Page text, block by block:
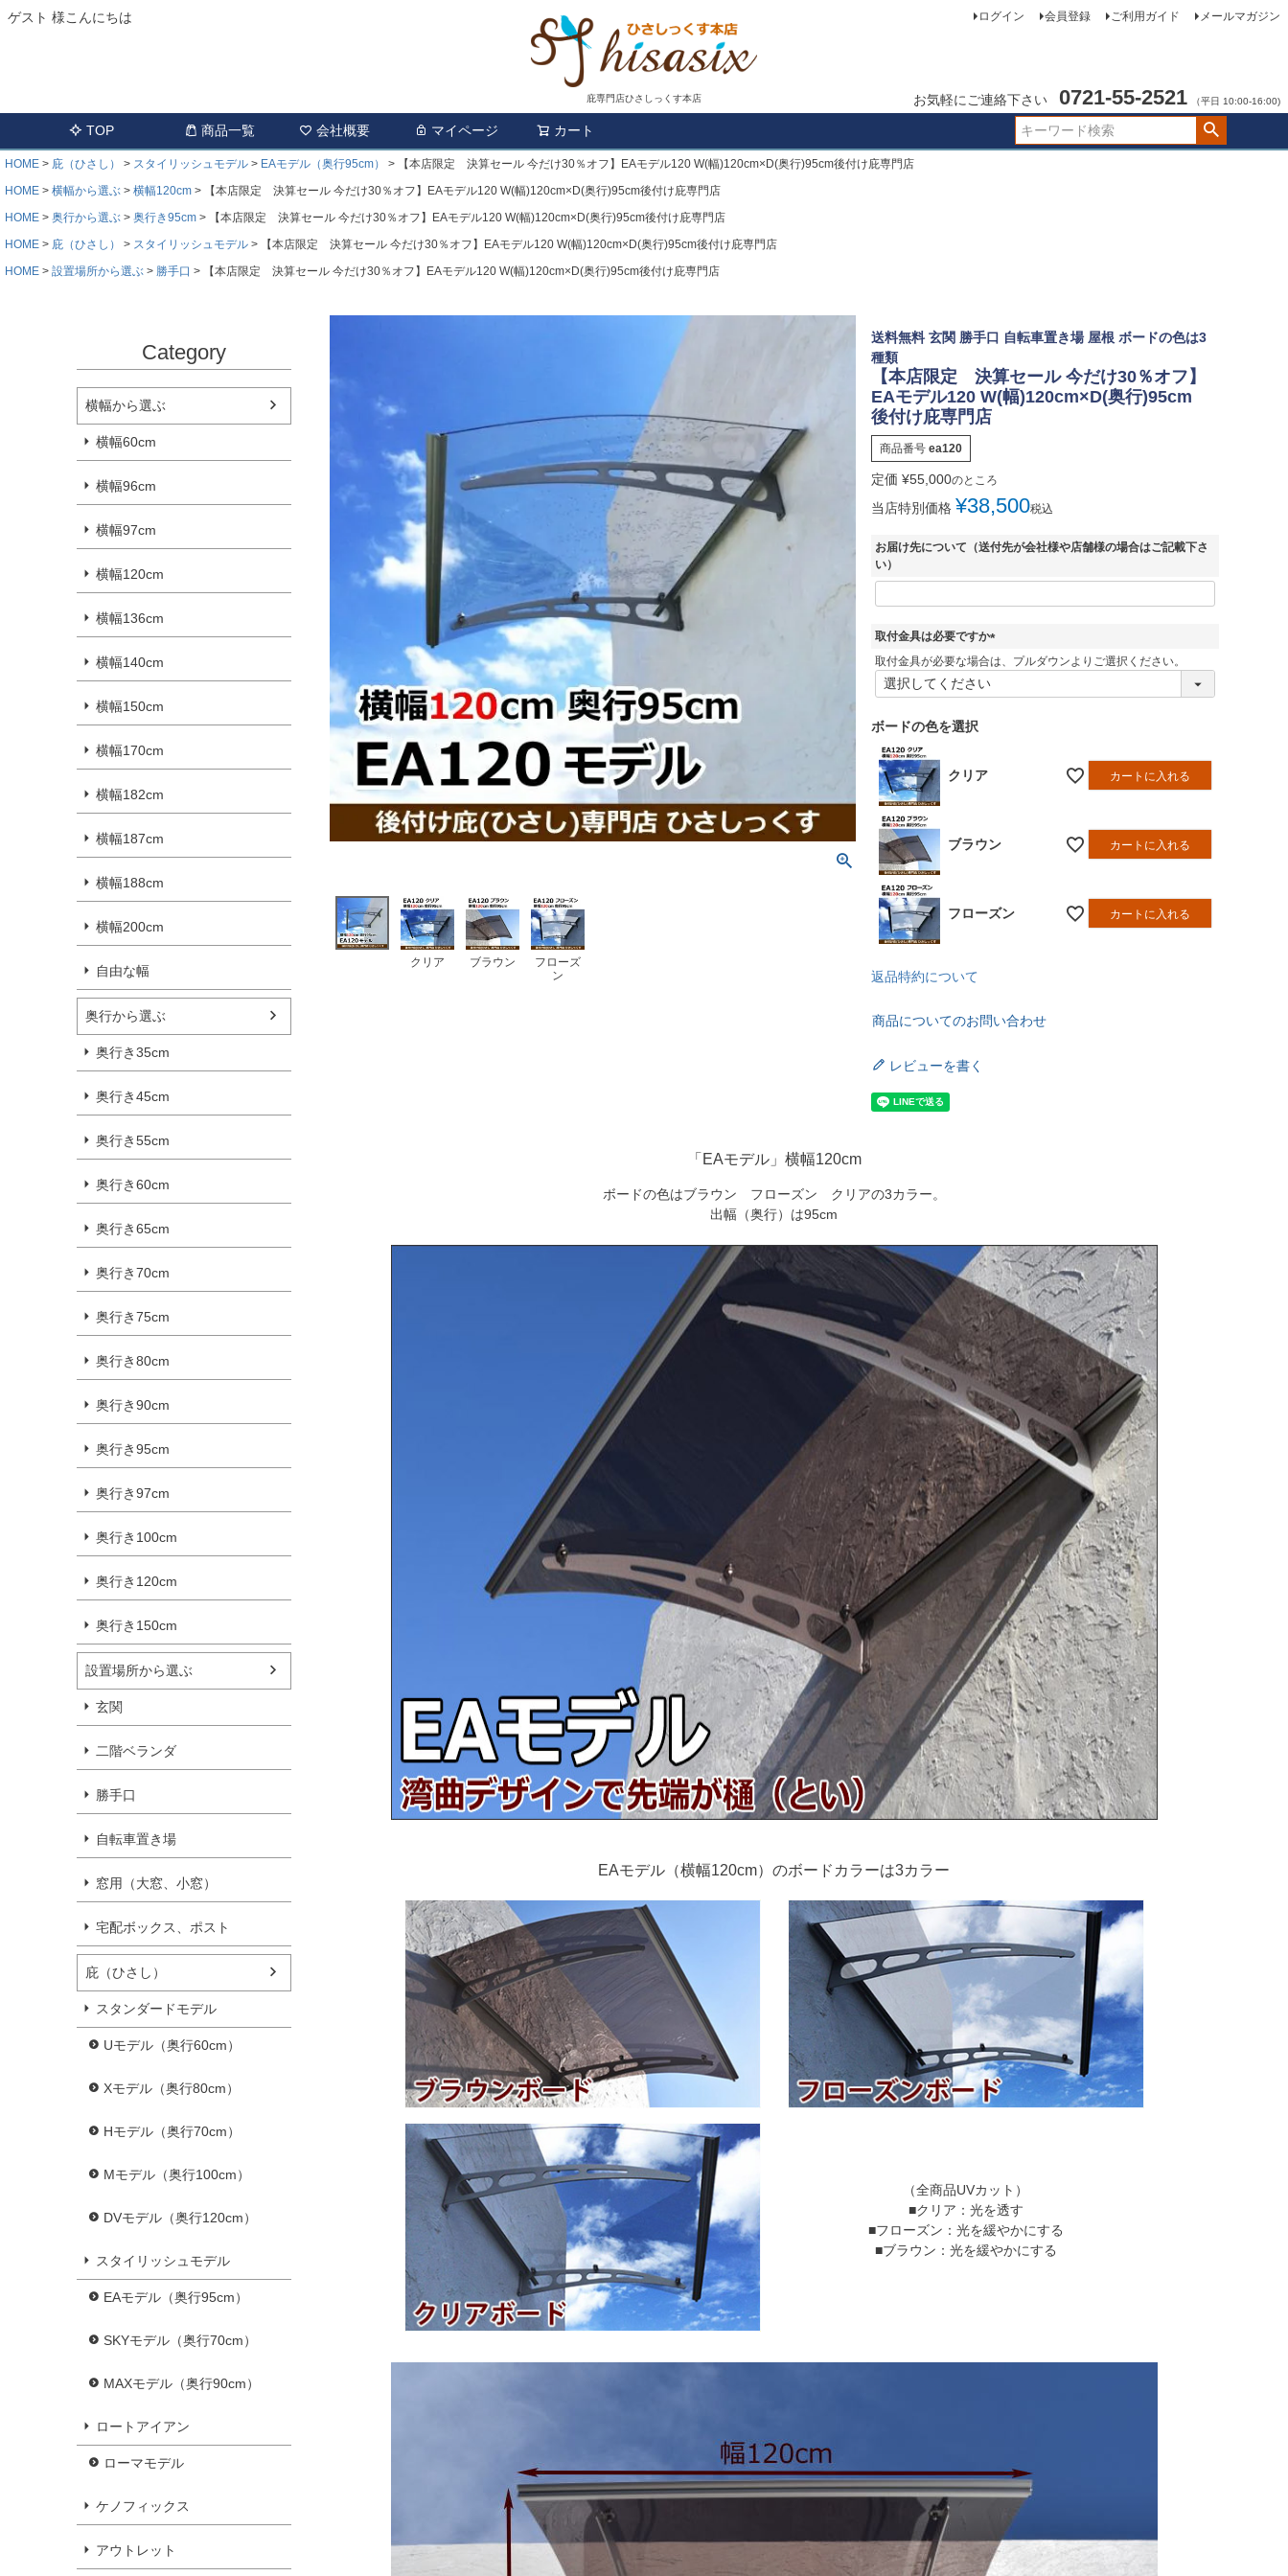
ゲスト 様こんにちは
庇専門店ひさしっくす本店
ログイン 会員登録 ご利用ガイド メールマガジン
お気軽にご連絡下さい 0721-55-2521 （平日 10:00-16:00)
TOP 商品一覧 会社概要 マイページ カート
HOME 庇（ひさし） スタイリッシュモデル EAモデル（奥行95cm）
【本店限定 決算セール 今だけ30％オフ】EAモデル120 W(幅)120cm×D(奥行)95cm後付け庇専門店
HOME
横幅から選ぶ 横幅120cm
【本店限定 決算セール 今だけ30％オフ】EAモデル120 W(幅)120cm×D(奥行)95cm後付け庇専門店
HOME
奥行から選ぶ 奥行き95cm
【本店限定 決算セール 今だけ30％オフ】EAモデル120 W(幅)120cm×D(奥行)95cm後付け庇専門店
HOME
庇（ひさし） スタイリッシュモデル
【本店限定 決算セール 今だけ30％オフ】EAモデル120 W(幅)120cm×D(奥行)95cm後付け庇専門店
HOME
設置場所から選ぶ 勝手口 【本店限定 決算セール 今だけ30％オフ】EAモデル120 W(幅)120cm×D(奥行)95cm後付け庇専門店
Category
横幅から選ぶ
横幅60cm
横幅96cm
横幅97cm
横幅120cm
横幅136cm
横幅140cm
横幅150cm
横幅170cm
横幅182cm
横幅187cm
横幅188cm
横幅200cm
自由な幅
奥行から選ぶ
奥行き35cm
奥行き45cm
奥行き55cm
奥行き60cm
奥行き65cm
奥行き70cm
奥行き75cm
奥行き80cm
奥行き90cm
奥行き95cm
奥行き97cm
奥行き100cm
奥行き120cm
奥行き150cm
設置場所から選ぶ
玄関
二階ベランダ
勝手口
自転車置き場
窓用（大窓、小窓）
宅配ボックス、ポスト
庇（ひさし）
スタンダードモデル
Uモデル（奥行60cm）
Xモデル（奥行80cm）
Hモデル（奥行70cm）
Mモデル（奥行100cm）
DVモデル（奥行120cm）
スタイリッシュモデル
EAモデル（奥行95cm）
SKYモデル（奥行70cm）
MAXモデル（奥行90cm）
ロートアイアン
ローマモデル
ケノフィックス
アウトレット
クリア ブラウン
フローズ
ン
送料無料 玄関 勝手口 自転車置き場 屋根 ボードの色は3
種類
【本店限定 決算セール 今だけ30％オフ】
EAモデル120 W(幅)120cm×D(奥行)95cm
後付け庇専門店
商品番号 ea120
定価 ¥55,000のところ
当店特別価格 ¥38,500税込
お届け先について（送付先が会社様や店舗様の場合はご記載下さ
い）
取付金具は必要ですか
(
必
取付金具が必要な場合は、プルダウンよりご選択ください。
ボードの色を選択
クリア カートに入れる
ブラウン カートに入れる
フローズン カートに入れる
返品特約について
商品についてのお問い合わせ
レビューを書く
「EAモデル」横幅120cm
ボードの色はブラウン フローズン クリアの3カラー。
出幅（奥行）は95cm
EAモデル（横幅120cm）のボードカラーは3カラー
（全商品UVカット）
■クリア：光を透す
■フローズン：光を緩やかにする
■ブラウン：光を緩やかにする